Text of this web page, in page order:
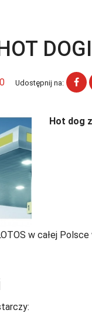
DOGI
Udostępnij na:
Hot dog
w całej